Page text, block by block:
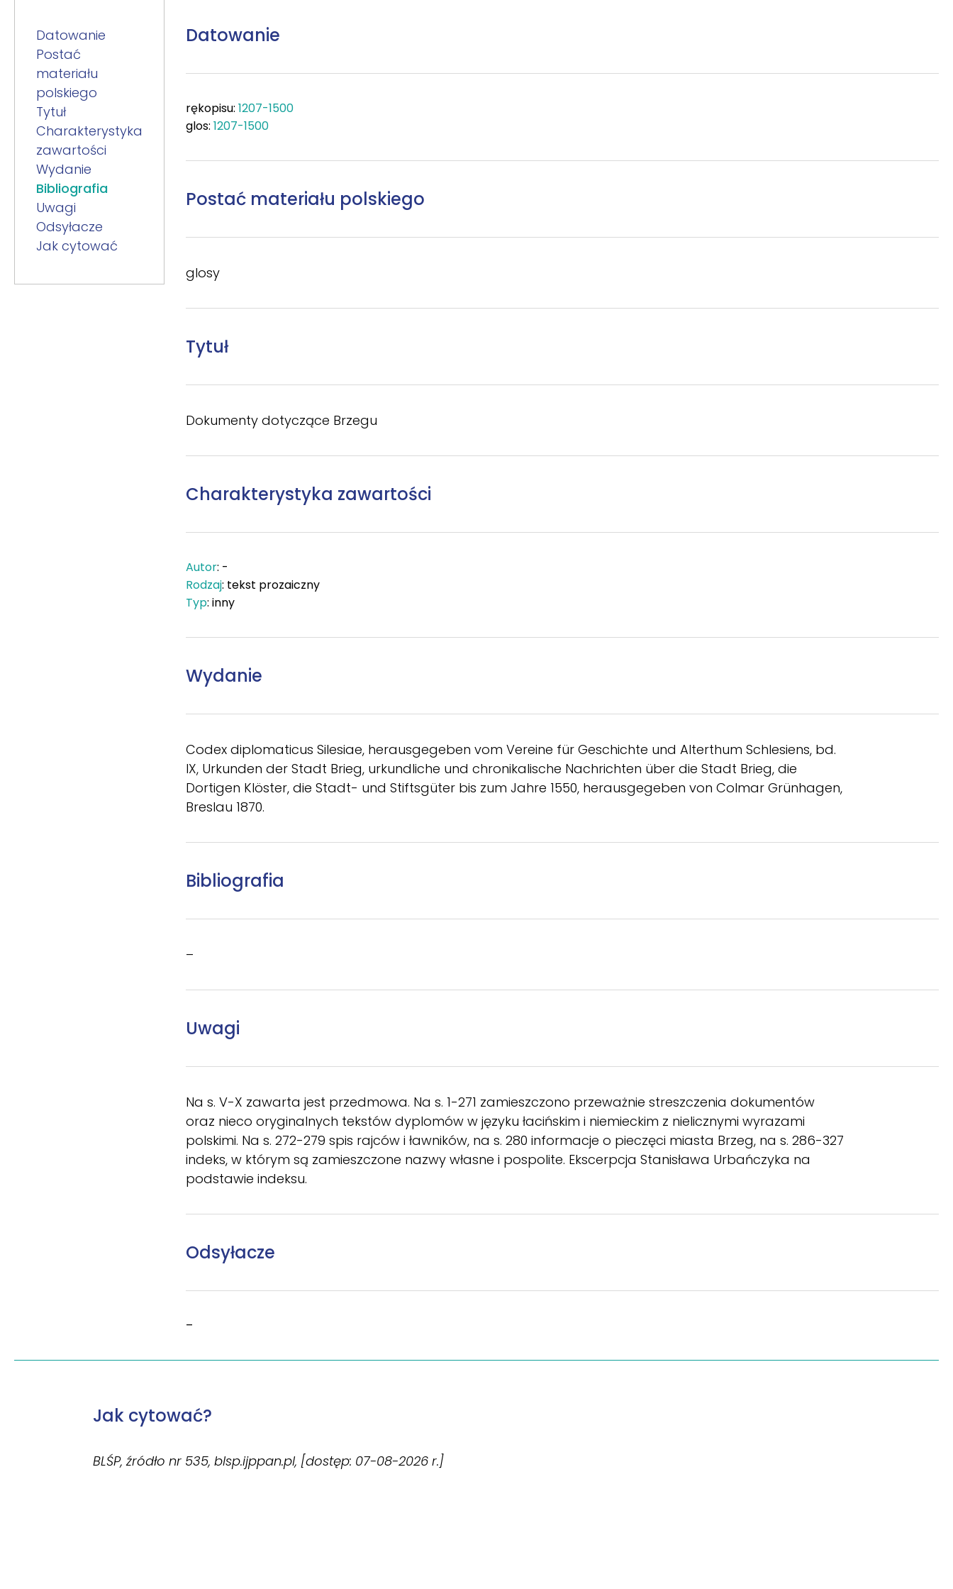
Datowanie
Postać
materiału
polskiego
Tytuł
Charakterystyka
zawartości
Wydanie
Bibliografia
Uwagi
Odsyłacze
Jak cytować
Datowanie
rękopisu: 1207-1500
glos: 1207-1500
Postać materiału polskiego
glosy
Tytuł
Dokumenty dotyczące Brzegu
Charakterystyka zawartości
Autor: -
Rodzaj: tekst prozaiczny
Typ: inny
Wydanie
Codex diplomaticus Silesiae, herausgegeben vom Vereine für Geschichte und Alterthum Schlesiens, bd.
IX, Urkunden der Stadt Brieg, urkundliche und chronikalische Nachrichten über die Stadt Brieg, die
Dortigen Klöster, die Stadt- und Stiftsgüter bis zum Jahre 1550, herausgegeben von Colmar Grünhagen,
Breslau 1870.
Bibliografia
–
Uwagi
Na s. V-X zawarta jest przedmowa. Na s. 1-271 zamieszczono przeważnie streszczenia dokumentów
oraz nieco oryginalnych tekstów dyplomów w języku łacińskim i niemieckim z nielicznymi wyrazami
polskimi. Na s. 272-279 spis rajców i ławników, na s. 280 informacje o pieczęci miasta Brzeg, na s. 286-327
indeks, w którym są zamieszczone nazwy własne i pospolite. Ekscerpcja Stanisława Urbańczyka na
podstawie indeksu.
Odsyłacze
–
Jak cytować?
BLŚP, źródło nr 535, blsp.ijppan.pl, [dostęp: 07-08-2026 r.]